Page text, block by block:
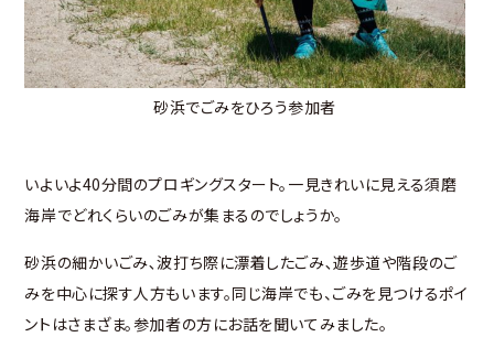
砂浜でごみをひろう参加者
いよいよ40分間のプロギングスタート。一見きれいに見える須磨
海岸でどれくらいのごみが集まるのでしょうか。
砂浜の細かいごみ､波打ち際に漂着したごみ､遊歩道や階段のご
みを中心に探す人方もいます。同じ海岸でも、ごみを見つけるポイ
ントはさまざま。参加者の方にお話を聞いてみました。